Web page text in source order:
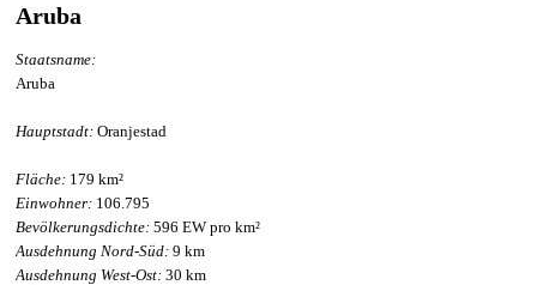
Aruba
Staatsname:
Aruba
Hauptstadt: Oranjestad
Fläche: 179 km²
Einwohner: 106.795
Bevölkerungsdichte: 596 EW pro km²
Ausdehnung Nord-Süd: 9 km
Ausdehnung West-Ost: 30 km